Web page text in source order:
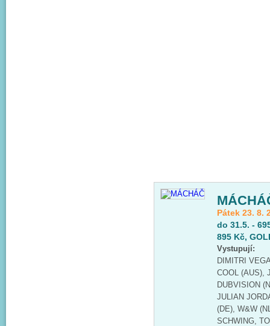
Pátek 23. 8.
do 31.5. -
895 Kč,
Vystupují:
DIMITRI
COOL (AUS),
DUBVISION
JULIAN
(DE), W&W
SCHWING,